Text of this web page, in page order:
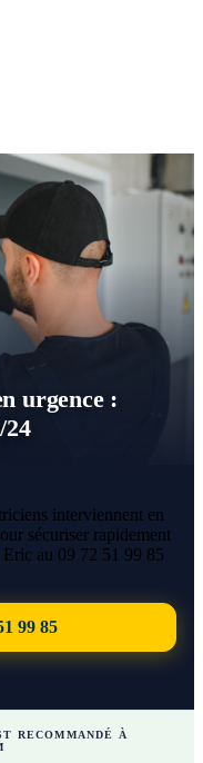
urgence :
24
interviennent en
sécuriser rapidement
au 09 72 51 99 85
99 85
RECOMMANDÉ À